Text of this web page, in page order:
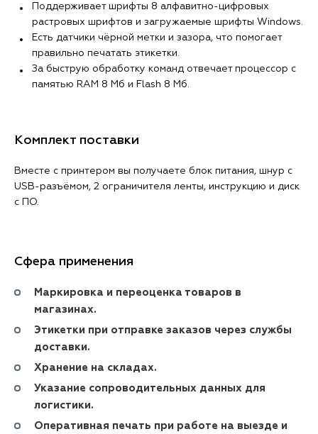
Поддерживает шрифты 8 алфавитно-цифровых
растровых шрифтов и загружаемые шрифты Windows.
Есть датчики чёрной метки и зазора, что помогает
правильно печатать этикетки.
За быструю обработку команд отвечает процессор с
памятью RAM 8 Мб и Flash 8 Мб.
Комплект поставки
Вместе с принтером вы получаете блок питания, шнур с
USB-разъёмом, 2 ограничителя ленты, инструкцию и диск
с ПО.
Сфера применения
Маркировка и переоценка товаров в
магазинах.
Этикетки при отправке заказов через службы
доставки.
Хранение на складах.
Указание сопроводительных данных для
логистики.
Оперативная печать при работе на выезде и